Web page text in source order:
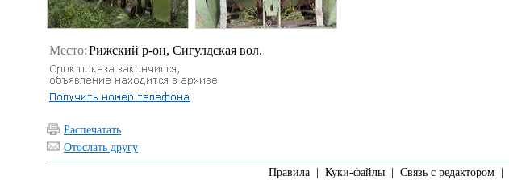
Место:Рижский р-он, Сигулдская вол.
Распечатать
Отослать другу
Правила| Куки-файлы| Связь с редактором|